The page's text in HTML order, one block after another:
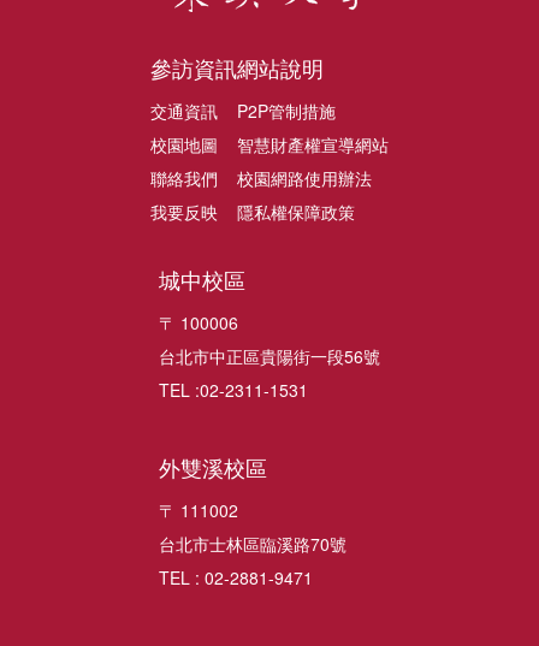
參訪資訊
交通資訊
校園地圖
聯絡我們
我要反映
網站說明
P2P管制措施
智慧財產權宣導網站
校園網路使用辦法
隱私權保障政策
城中校區
〒 100006
台北市中正區貴陽街一段56號
TEL :02-2311-1531
外雙溪校區
〒 111002
台北市士林區臨溪路70號
TEL : 02-2881-9471